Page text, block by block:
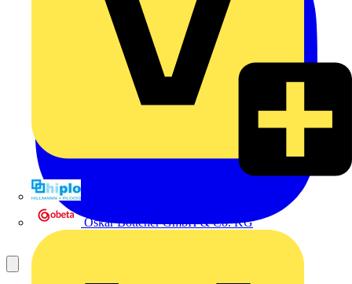
Oskar Böttcher GmbH & Co. KG